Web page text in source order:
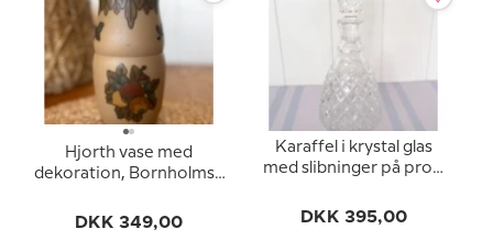
Hjorth vase med
dekoration, Bornholmsk
DKK 349,00
Karaffel i krystal glas
med slibninger på prop
DKK 395,00